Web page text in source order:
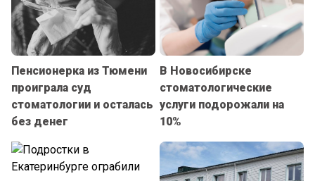
Пенсионерка из Тюмени
проиграла суд
стоматологии и осталась
без денег
В Новосибирске
стоматологические
услуги подорожали на
10%